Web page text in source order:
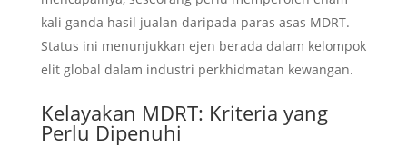
kali ganda hasil jualan daripada paras asas MDRT.
Status ini menunjukkan ejen berada dalam kelompok
elit global dalam industri perkhidmatan kewangan.
Kelayakan MDRT: Kriteria yang
Perlu Dipenuhi